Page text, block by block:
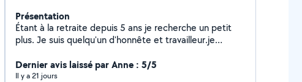
Présentation
Étant à la retraite depuis 5 ans je recherche un petit
plus. Je suis quelqu'un d'honnête et travailleur.je
service dans le domaine de la peinture et de la
tapisserie.
Dernier avis laissé par Anne : 5/5
Il y a 21 jours